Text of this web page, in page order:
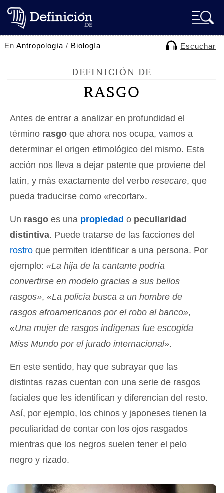
EnAntropología / Biología Escuchar
DEFINICIÓN DE
RASGO
Antes de entrar a analizar en profundidad el
término rasgo que ahora nos ocupa, vamos a
determinar el origen etimológico del mismo. Esta
acción nos lleva a dejar patente que proviene del
latín, y más exactamente del verbo resecare, que
pueda traducirse como «recortar».
Un rasgo es una propiedad o peculiaridad
distintiva. Puede tratarse de las facciones del
rostro que permiten identificar a una persona. Por
ejemplo: «La hija de la cantante podría
convertirse en modelo gracias a sus bellos
rasgos», «La policía busca a un hombre de
rasgos afroamericanos por el robo al banco»,
«Una mujer de rasgos indígenas fue escogida
Miss Mundo por el jurado internacional».
En este sentido, hay que subrayar que las
distintas razas cuentan con una serie de rasgos
faciales que les identifican y diferencian del resto.
Así, por ejemplo, los chinos y japoneses tienen la
peculiaridad de contar con los ojos rasgados
mientras que los negros suelen tener el pelo
negro y rizado.